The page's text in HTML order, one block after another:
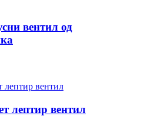
вентил од
лептир вентил